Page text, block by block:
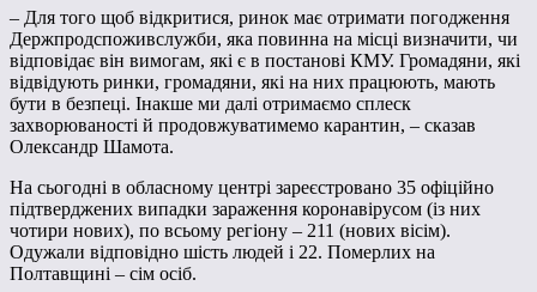
– Для того щоб відкритися, ринок має отримати погодження
Держпродспоживслужби, яка повинна на місці визначити, чи
відповідає він вимогам, які є в постанові КМУ. Громадяни, які
відвідують ринки, громадяни, які на них працюють, мають
бути в безпеці. Інакше ми далі отримаємо сплеск
захворюваності й продовжуватимемо карантин, – сказав
Олександр Шамота.
На сьогодні в обласному центрі зареєстровано 35 офіційно
підтверджених випадки зараження коронавірусом (із них
чотири нових), по всьому регіону – 211 (нових вісім).
Одужали відповідно шість людей і 22. Померлих на
Полтавщині – сім осіб.